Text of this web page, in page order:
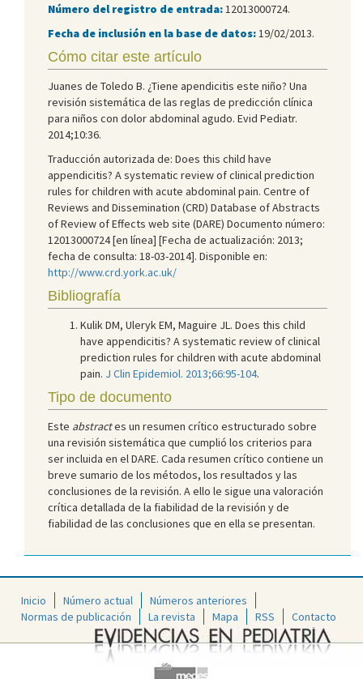
Número del registro de entrada: 12013000724.
Fecha de inclusión en la base de datos: 19/02/2013.
Cómo citar este artículo
Juanes de Toledo B. ¿Tiene apendicitis este niño? Una
revisión sistemática de las reglas de predicción clínica
para niños con dolor abdominal agudo. Evid Pediatr.
2014;10:36.
Traducción autorizada de: Does this child have
appendicitis? A systematic review of clinical prediction
rules for children with acute abdominal pain. Centre of
Reviews and Dissemination (CRD) Database of Abstracts
of Review of Effects web site (DARE) Documento número:
12013000724 [en línea] [Fecha de actualización: 2013;
fecha de consulta: 18-03-2014]. Disponible en:
http://www.crd.york.ac.uk/
Bibliografía
Kulik DM, Uleryk EM, Maguire JL. Does this child
have appendicitis? A systematic review of clinical
prediction rules for children with acute abdominal
pain. J Clin Epidemiol. 2013;66:95-104.
Tipo de documento
Este abstractes un resumen crítico estructurado sobre
una revisión sistemática que cumplió los criterios para
ser incluida en el DARE. Cada resumen crítico contiene un
breve sumario de los métodos, los resultados y las
conclusiones de la revisión. A ello le sigue una valoración
crítica detallada de la fiabilidad de la revisión y de
fiabilidad de las conclusiones que en ella se presentan.
Inicio Número actual
Números anteriores
Normas de publicación
La revista Mapa RSS Contacto